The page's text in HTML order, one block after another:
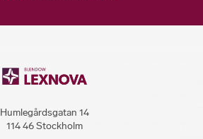
Humlegårdsgatan 14
114 46 Stockholm